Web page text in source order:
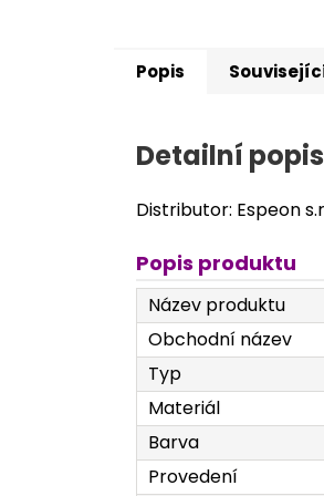
Popis
Detailní
Distributor: Espeon
Popis produktu
Název produktu
Obchodní název
Typ
Materiál
Barva
Provedení